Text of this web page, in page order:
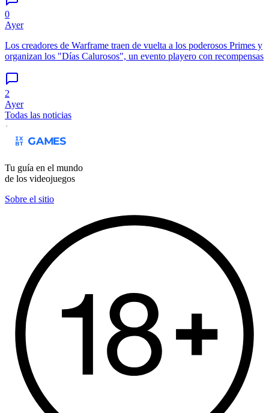
0
Ayer
Los creadores de Warframe traen de vuelta a los poderosos Primes y
organizan los "Días Calurosos", un evento playero con recompensas
2
Ayer
Todas las noticias
Tu guía en el mundo
de los videojuegos
Sobre el sitio